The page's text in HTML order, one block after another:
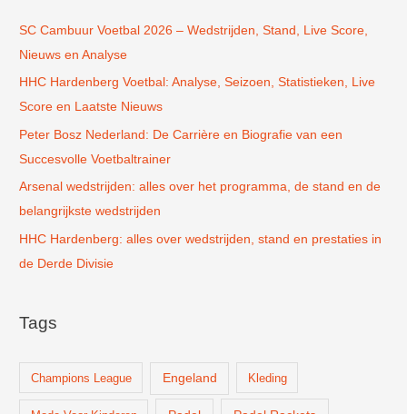
a
a
r
:
SC Cambuur Voetbal 2026 – Wedstrijden, Stand, Live Score,
Nieuws en Analyse
HHC Hardenberg Voetbal: Analyse, Seizoen, Statistieken, Live
Score en Laatste Nieuws
Peter Bosz Nederland: De Carrière en Biografie van een
Succesvolle Voetbaltrainer
Arsenal wedstrijden: alles over het programma, de stand en de
belangrijkste wedstrijden
HHC Hardenberg: alles over wedstrijden, stand en prestaties in
de Derde Divisie
Tags
Champions League Engeland Kleding